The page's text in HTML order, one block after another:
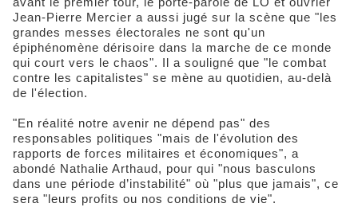
Jean-Pierre Mercier a aussi jugé sur la scène que "les
grandes messes électorales ne sont qu'un
épiphénomène dérisoire dans la marche de ce monde
qui court vers le chaos". Il a souligné que "le combat
contre les capitalistes" se mène au quotidien, au-delà
de l'élection.
"En réalité notre avenir ne dépend pas" des
responsables politiques "mais de l'évolution des
rapports de forces militaires et économiques", a
abondé Nathalie Arthaud, pour qui "nous basculons
dans une période d’instabilité" où "plus que jamais", ce
sera "leurs profits ou nos conditions de vie".